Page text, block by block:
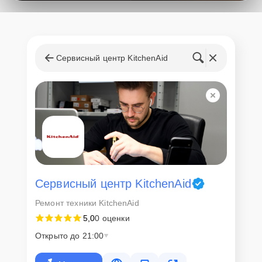
запчастей
Для всех клиентов действуют демократичные и фиксированные
цены. Конечная стоимость работ обсуждается с клиентом и не в
коем случае не может измениться в процессе работ. Сервис не
навязывает клиентам дополнительные услуги и не
предусматривает скрытые платежи. Рассчитать предварительную
стоимость ремонта можно с помощью нашегоКалькулятора
Скорость диагностики и
ремонта
Наша компания ценит время клиентов и понимает важность
оперативного решения любых вопросов. В среднем, ремонт
клиент сможет забрать свой гаджет в этот же день. При
Сервисный центр KitchenAid
Сервисный центр KitchenAid
Ремонт техники KitchenAid
5,00 оценки
Открыто до 21:00